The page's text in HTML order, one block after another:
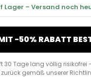
Lager – Versand noch
-50% RABATT
30 Tage lang völlig risikofrei
zurück gemäß unserer